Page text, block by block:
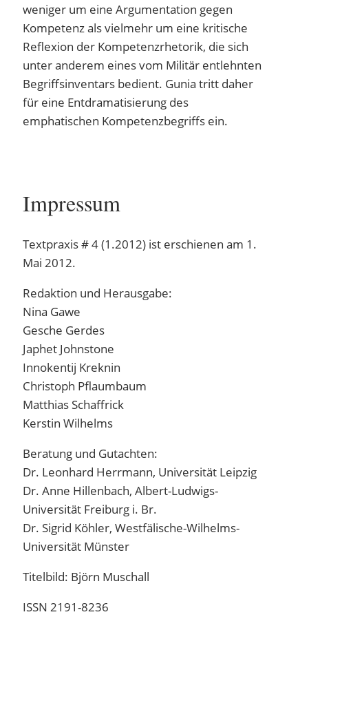
weniger um eine Argumentation gegen
Kompetenz als vielmehr um eine kritische
Reflexion der Kompetenzrhetorik, die sich
unter anderem eines vom Militär entlehnten
Begriffsinventars bedient. Gunia tritt daher
für eine Entdramatisierung des
emphatischen Kompetenzbegriffs ein.
Impressum
Textpraxis # 4 (1.2012) ist erschienen am 1.
Mai 2012.
Redaktion und Herausgabe:
Nina Gawe
Gesche Gerdes
Japhet Johnstone
Innokentij Kreknin
Christoph Pflaumbaum
Matthias Schaffrick
Kerstin Wilhelms
Beratung und Gutachten:
Dr. Leonhard Herrmann, Universität Leipzig
Dr. Anne Hillenbach, Albert-Ludwigs-
Universität Freiburg i. Br.
Dr. Sigrid Köhler, Westfälische-Wilhelms-
Universität Münster
Titelbild: Björn Muschall
ISSN 2191-8236